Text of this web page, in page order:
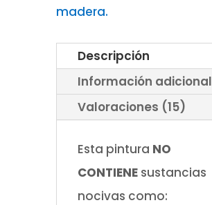
madera.
Descripción
Información adicional
Valoraciones (15)
Esta pintura NO
CONTIENEsustancias
nocivas como: